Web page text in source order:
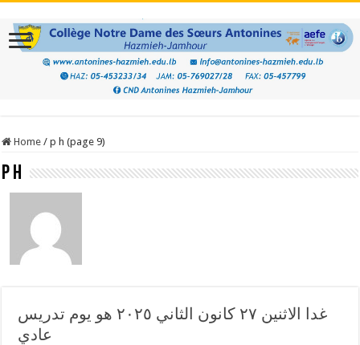
Home / p h (page 9)
p h
غدا الاثنين ٢٧ كانون الثاني ٢٠٢٥ هو يوم تدريس
عادي